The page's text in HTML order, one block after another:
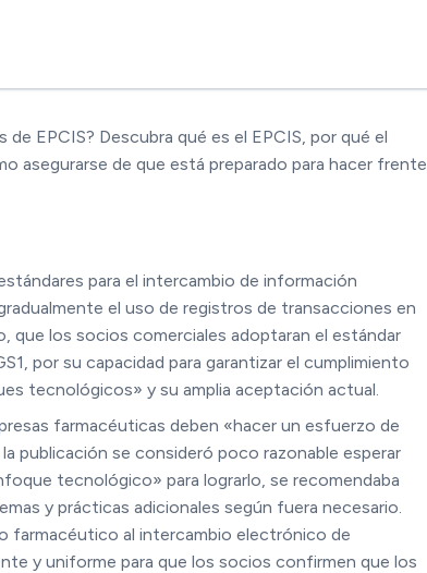
EPCIS? Descubra qué es el EPCIS, por qué el
asegurarse de que está preparado para hacer frente
para el intercambio de información
el uso de registros de transacciones en
que los socios comerciales adoptaran el estándar
por su capacidad para garantizar el cumplimiento
tecnológicos» y su amplia aceptación actual.
farmacéuticas deben «hacer un esfuerzo de
publicación se consideró poco razonable esperar
tecnológico» para lograrlo, se recomendaba
y prácticas adicionales según fuera necesario.
farmacéutico al intercambio electrónico de
y uniforme para que los socios confirmen que los